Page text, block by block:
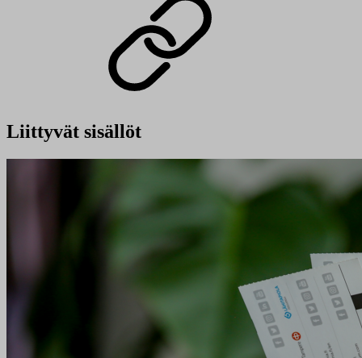
Liittyvät sisällöt